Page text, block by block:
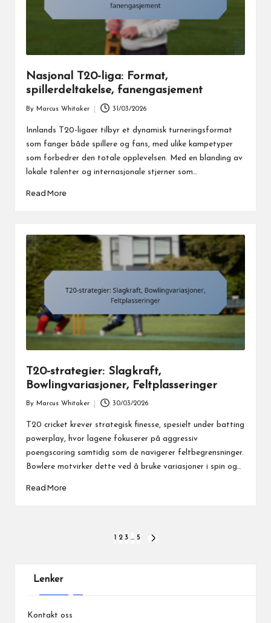
Nasjonal T20-liga: Format,
spillerdeltakelse, fanengasjement
by
By Marcus Whitaker 31/03/2026
Innlands T20-ligaer tilbyr et dynamisk turneringsformat
som fanger både spillere og fans, med ulike kampetyper
som forbedrer den totale opplevelsen. Med en blanding av
lokale talenter og internasjonale stjerner som…
Read More
T20-strategier: Slagkraft,
Bowlingvariasjoner, Feltplasseringer
by
By Marcus Whitaker 30/03/2026
T20 cricket krever strategisk finesse, spesielt under batting
powerplay, hvor lagene fokuserer på aggressiv
poengscoring samtidig som de navigerer feltbegrensninger.
Bowlere motvirker dette ved å bruke variasjoner i spin og…
Read More
1 2 3 … 5
Lenker
Kontakt oss